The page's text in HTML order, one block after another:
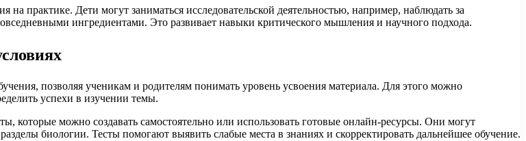
практике. Дети могут заниматься исследовательской деятельностью, например, наблюдать за
ингредиентами. Это развивает навыки критического мышления и научного подхода.
позволяя ученикам и родителям понимать уровень усвоения материала. Для этого можно
успехи в изучении темы.
которые можно создавать самостоятельно или использовать готовые онлайн-ресурсы. Они могут
биологии. Тесты помогают выявить слабые места в знаниях и скорректировать дальнейшее обучение.